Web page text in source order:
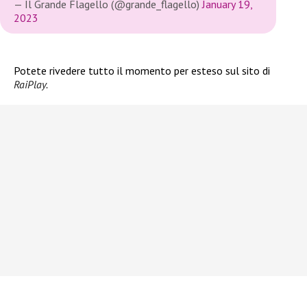
— Il Grande Flagello (@grande_flagello)January 19,
2023
Potete rivedere tutto il momento per esteso sul sito di
RaiPlay.